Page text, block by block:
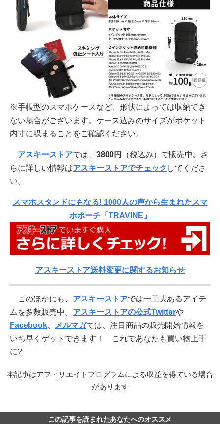
※手帳型のスマホケースなど、形状によっては収納でき
ない場合がございます。ケース込みのサイズがポケット
内寸に収まることをご確認ください。
アスキーストアでは、 3800円
（税込み）で販売中。さ
らに詳しい情報はアスキーストアでチェック してくださ
い。
スマホスタンドにもなる! 1000人の声から生まれたスマ
ホポーチ「TRAVINE」
アスキーストア送料変更に関するお知らせ
このほかにも、 アスキーストアでは一工夫あるアイテ
ムを多数販売中。 アスキーストアの公式Twitterや
Facebook
メルマガでは、注目商品の販売開始情報を
いち早くゲットできます！ これであなたも買い物上手
に?
本記事はアフィリエイトプログラムによる収益を得ている場合
があります
この記事を読まれたあなたへのオススメ